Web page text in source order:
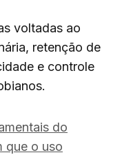
voltadas ao
retenção de
e controle
do
que o uso